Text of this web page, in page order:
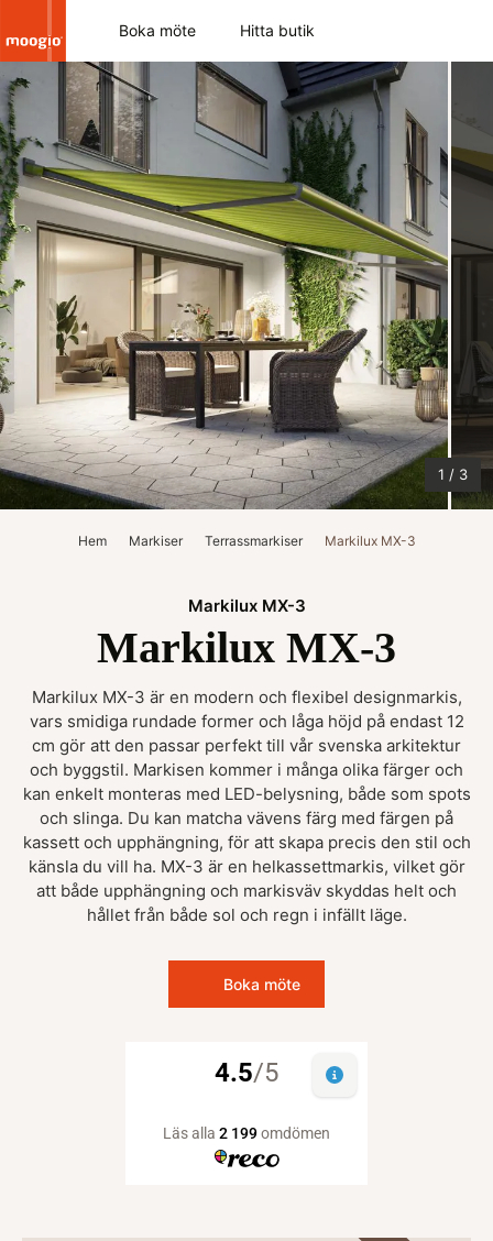
Boka möte Hitta butik
1 / 3
Hem Markiser Terrassmarkiser Markilux MX-3
Markilux MX-3
Markilux MX-3
Markilux MX-3 är en modern och flexibel designmarkis,
vars smidiga rundade former och låga höjd på endast 12
cm gör att den passar perfekt till vår svenska arkitektur
och byggstil. Markisen kommer i många olika färger och
kan enkelt monteras med LED-belysning, både som spots
och slinga. Du kan matcha vävens färg med färgen på
kassett och upphängning, för att skapa precis den stil och
känsla du vill ha. MX-3 är en helkassettmarkis, vilket gör
att både upphängning och markisväv skyddas helt och
hållet från både sol och regn i infällt läge.
Boka möte